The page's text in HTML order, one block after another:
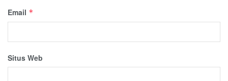
Email *
Situs Web